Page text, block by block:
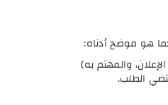
هو موضح أدناه:
والمهتم به)
الطلب.